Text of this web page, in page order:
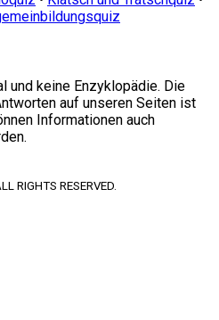
und keine Enzyklopädie. Die
auf unseren Seiten ist
Informationen auch
RIGHTS RESERVED.